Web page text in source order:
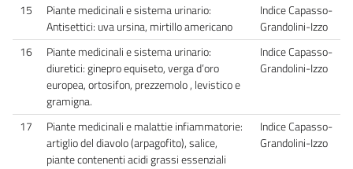
15
Piante medicinali e sistema urinario:
Antisettici: uva ursina, mirtillo americano
Indice Capasso-
Grandolini-Izzo
16
Piante medicinali e sistema urinario:
diuretici: ginepro equiseto, verga d’oro
europea, ortosifon, prezzemolo , levistico e
gramigna.
Indice Capasso-
Grandolini-Izzo
17
Piante medicinali e malattie infiammatorie:
artiglio del diavolo (arpagofito), salice,
piante contenenti acidi grassi essenziali
Indice Capasso-
Grandolini-Izzo